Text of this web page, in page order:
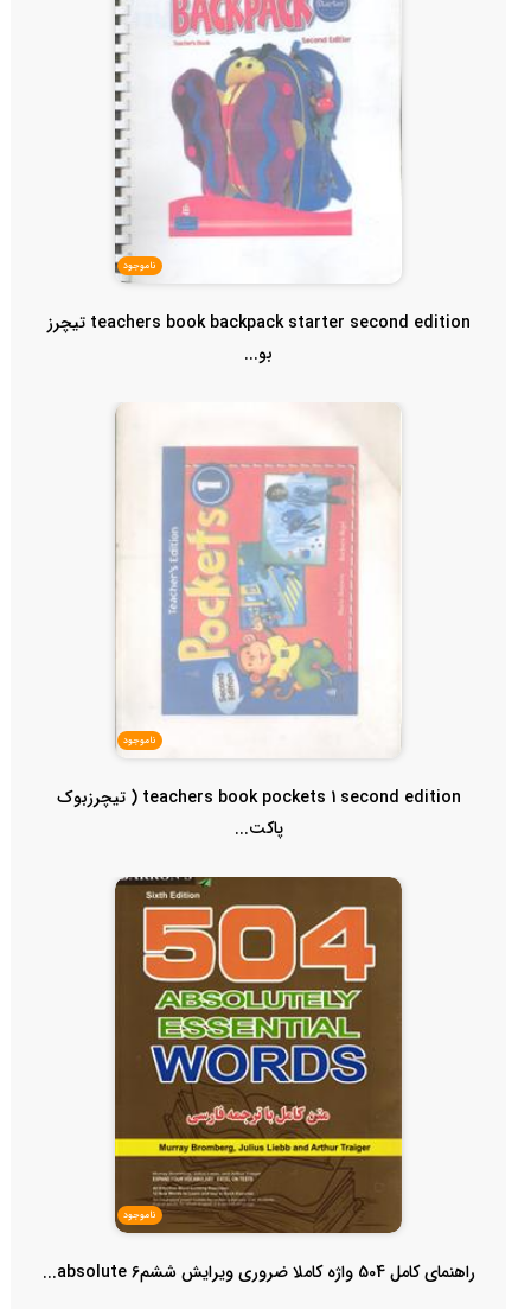
ناموجود
teachers book backpack starter second edition تیچرز
بو...
ناموجود
teachers book pockets 1 second edition ( تیچرزبوک
پاکت...
ناموجود
راهنمای کامل 504 واژه کاملا ضروری ویرایش ششم6 absolute...